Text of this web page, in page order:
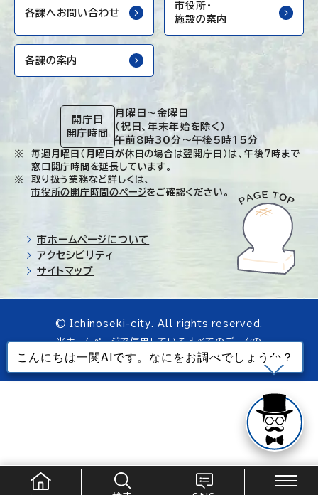
各課へお問い合わせ
市役所・
施設の案内
各課の案内
開庁日
開庁時間
月曜日～金曜日
（祝日、年末年始を除く）
午前8時30分～午後5時15分
毎週月曜日（月曜日が休日の場合は翌開庁日）は、午後7時まで
窓口開庁時間を延長しています。
取り扱う業務など詳しくは、
市役所の開庁時間のページをご確認ください。
市ホームページについて
アクセシビリティ
サイトマップ
© Ichinoseki-city. All rights reserved.
当ホームページで使用しているすべてのデータの
無断転載を禁じます。